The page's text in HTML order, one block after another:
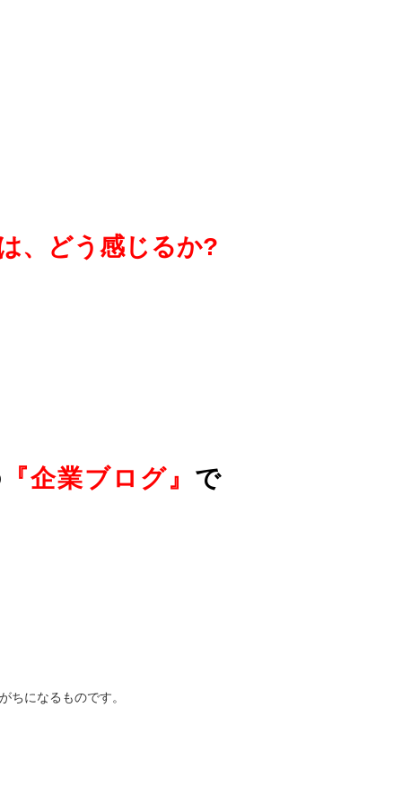
、どう感じるか?
『企業ブログ』 で
ちになるものです。